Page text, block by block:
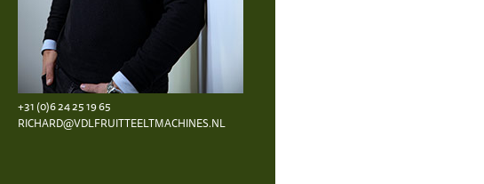
+31 (0)6 24 25 19 65
RICHARD@VDLFRUITTEELTMACHINES.NL